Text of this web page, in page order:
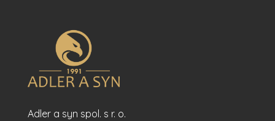
Adler a syn spol. s r. o.